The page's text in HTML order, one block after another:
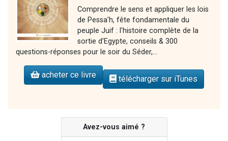
Comprendre le sens et appliquer les lois
de Pessa'h, fête fondamentale du
peuple Juif : l'histoire complète de la
sortie d'Egypte, conseils & 300
questions-réponses pour le soir du Séder,...
acheter ce livre télécharger sur iTunes
Avez-vous aimé ?